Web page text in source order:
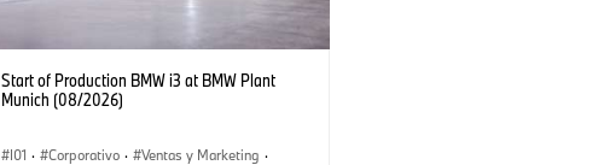
Start of Production BMW i3 at BMW Plant
Munich (08/2026)
I01 · Corporativo · Ventas y Marketing ·